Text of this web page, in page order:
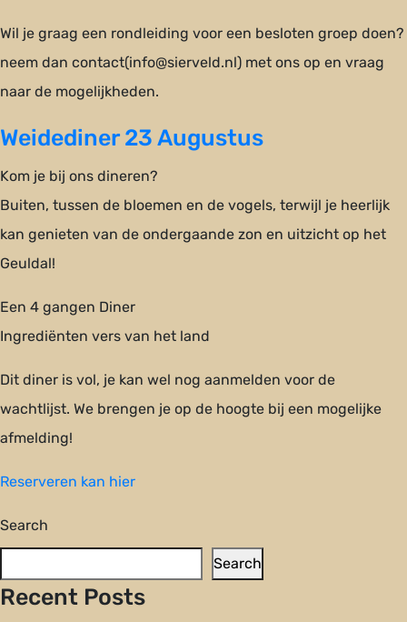
Wil je graag een rondleiding voor een besloten groep doen?
neem dan contact(info@sierveld.nl) met ons op en vraag
naar de mogelijkheden.
Weidediner 23 Augustus
Kom je bij ons dineren?
Buiten, tussen de bloemen en de vogels, terwijl je heerlijk
kan genieten van de ondergaande zon en uitzicht op het
Geuldal!
Een 4 gangen Diner
Ingrediënten vers van het land
Dit diner is vol, je kan wel nog aanmelden voor de
wachtlijst. We brengen je op de hoogte bij een mogelijke
afmelding!
Reserveren kan hier
Search
Search
Recent Posts